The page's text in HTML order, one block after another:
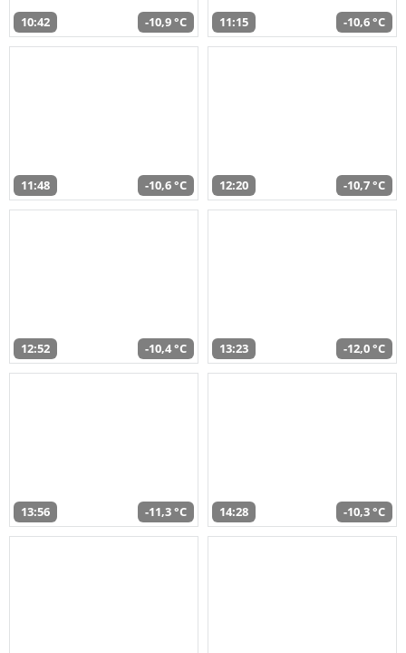
10:42 -10,9 °C 11:15 -10,6 °C
11:48 -10,6 °C 12:20 -10,7 °C
12:52 -10,4 °C 13:23 -12,0 °C
13:56 -11,3 °C 14:28 -10,3 °C